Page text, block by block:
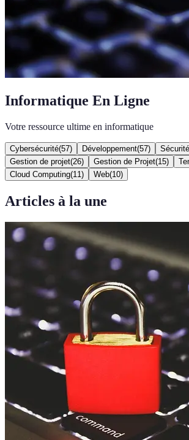
Informatique En Ligne
Votre ressource ultime en informatique
Cybersécurité(57) Développement(57)
Gestion de projet(26) Gestion de Projet(15)
Cloud Computing(11 ) Web(10)
Articles à la une